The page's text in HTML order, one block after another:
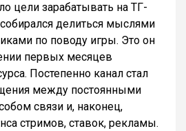
цели зарабатывать на ТГ-
делиться мыслями
по поводу игры. Это он
первых месяцев
Постепенно канал стал
между постоянными
связи и, наконец,
стримов, ставок, рекламы.